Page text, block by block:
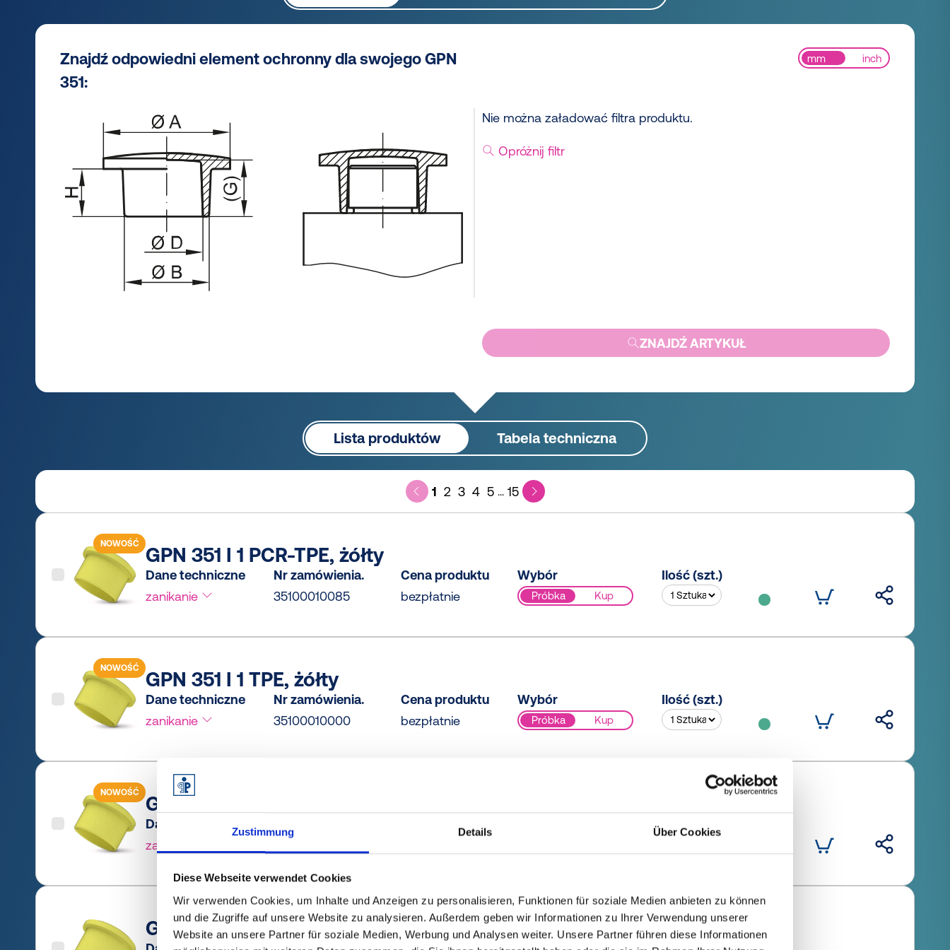
Zustimmung Details Über Cookies
Diese Webseite verwendet Cookies
Wir verwenden Cookies, um Inhalte und Anzeigen zu personalisieren, Funktionen für soziale Medien anbieten zu können
und die Zugriffe auf unsere Website zu analysieren. Außerdem geben wir Informationen zu Ihrer Verwendung unserer
Website an unsere Partner für soziale Medien, Werbung und Analysen weiter. Unsere Partner führen diese Informationen
Znajdź odpowiedni element ochronny dla swojego GPN
351:
Nie można załadować filtra produktu.
mm inch
Opróżnij filtr
ZNAJDŹ ARTYKUŁ
Lista produktów Tabela techniczna
1 2 3 4 5 ... 15
NOWOŚĆ GPN 351 I 1 PCR-TPE, żółty
Dane techniczne
zanikanie
Nr zamówienia.
35100010085
Cena produktu
bezpłatnie
Wybór
Próbka Kup
Ilość (szt.)
NOWOŚĆ GPN 351 I 1 TPE, żółty
Dane techniczne
zanikanie
Nr zamówienia.
35100010000
Cena produktu
bezpłatnie
Wybór
Próbka Kup
Ilość (szt.)
NOWOŚĆ GPN 351 I 2 PCR-TPE, żółty
Dane techniczne
zanikanie
GPN 351 I 2 TPE, żółty